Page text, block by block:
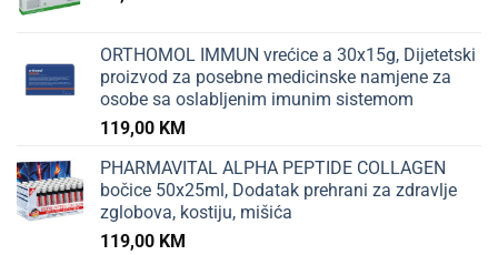
ORTHOMOL IMMUN vrećice a 30x15g, Dijetetski
proizvod za posebne medicinske namjene za
osobe sa oslabljenim imunim sistemom
119,00 KM
PHARMAVITAL ALPHA PEPTIDE COLLAGEN
bočice 50x25ml, Dodatak prehrani za zdravlje
zglobova, kostiju, mišića
119,00 KM